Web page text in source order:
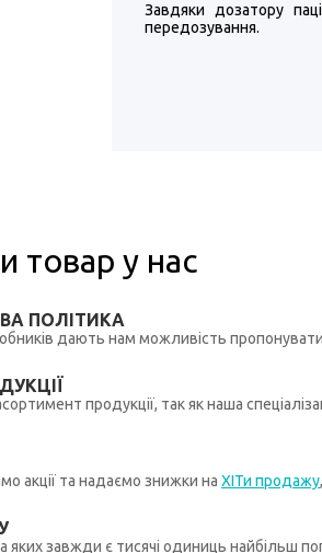
Завдяки дозатору
передозування.
товар у нас
ПОЛІТИКА
дають нам можливість пропонувати
продукції, так як наша
акції та надаємо знижки на ХІТи продажу
яких завжди є тисячі одиниць найбільш